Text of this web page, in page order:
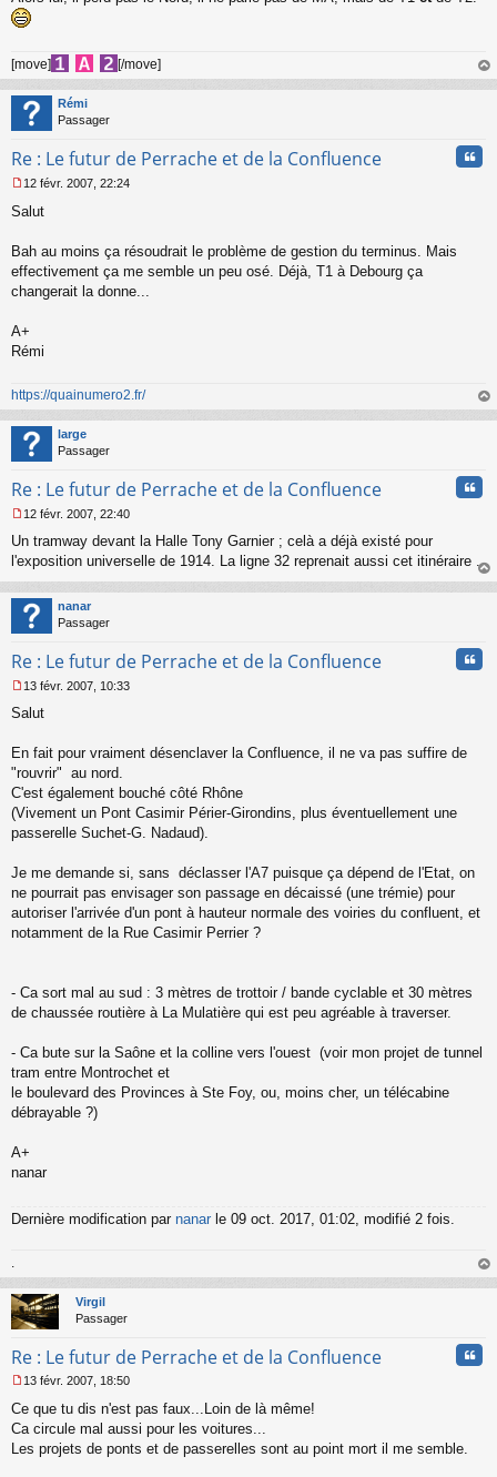
[move] [/move]
au
Rémi
Passager
Re : Le futur de Perrache et de la Confluence
e
g
e
o
n
12 févr. 2007, 22:24
Salut
Bah au moins ça résoudrait le problème de gestion du terminus. Mais
effectivement ça me semble un peu osé. Déjà, T1 à Debourg ça
changerait la donne...
A+
Rémi
https://quainumero2.fr/
au
large
Passager
Re : Le futur de Perrache et de la Confluence
e
s
a
g
e
o
l
u
12 févr. 2007, 22:40
Un tramway devant la Halle Tony Garnier ; celà a déjà existé pour
l'exposition universelle de 1914. La ligne 32 reprenait aussi cet itinéraire .
au
nanar
Passager
Re : Le futur de Perrache et de la Confluence
e
s
g
e
n
o
u
13 févr. 2007, 10:33
Salut
En fait pour vraiment désenclaver la Confluence, il ne va pas suffire de
"rouvrir" au nord.
C'est également bouché côté Rhône
(Vivement un Pont Casimir Périer-Girondins, plus éventuellement une
passerelle Suchet-G. Nadaud).
Je me demande si, sans déclasser l'A7 puisque ça dépend de l'Etat, on
ne pourrait pas envisager son passage en décaissé (une trémie) pour
autoriser l'arrivée d'un pont à hauteur normale des voiries du confluent, et
notamment de la Rue Casimir Perrier ?
- Ca sort mal au sud : 3 mètres de trottoir / bande cyclable et 30 mètres
de chaussée routière à La Mulatière qui est peu agréable à traverser.
- Ca bute sur la Saône et la colline vers l'ouest (voir mon projet de tunnel
tram entre Montrochet et
le boulevard des Provinces à Ste Foy, ou, moins cher, un télécabine
débrayable ?)
A+
nanar
Dernière modification par nanar le 09 oct. 2017, 01:02, modifié 2 fois.
au
Virgil
Passager
Re : Le futur de Perrache et de la Confluence
e
s
13 févr. 2007, 18:50
Ce que tu dis n'est pas faux...Loin de là même!
Ca circule mal aussi pour les voitures...
Les projets de ponts et de passerelles sont au point mort il me semble.